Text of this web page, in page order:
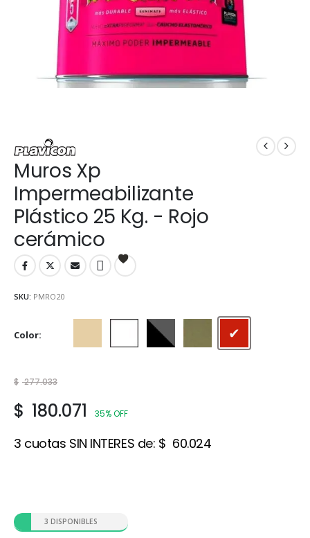
Muros Xp
Impermeabilizante
Plástico 25 Kg. - Rojo
cerámico
SKU: PMRO20
Color Gris Acero Gris cementoRojo cerámico
$ 277.033
$ 180.071 35% OFF
3 cuotas SIN INTERES de: $ 60.024
3 DISPONIBLES